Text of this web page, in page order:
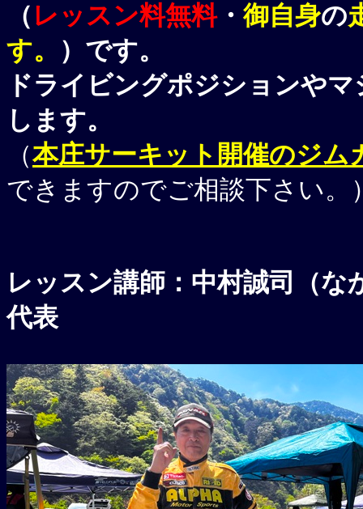
（ レッスン料無料・ 御自身の
す。
）です。
ドライビングポジションや
します。
（本庄サーキット開催のジム
できますのでご相談下さい。
レッスン講師：中村誠司（
代表